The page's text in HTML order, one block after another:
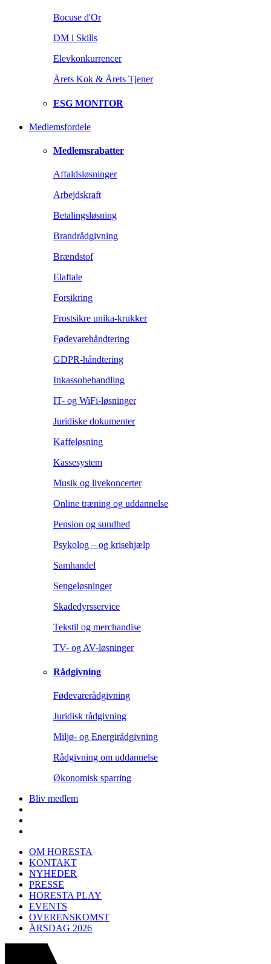
Bocuse d'Or
DM i Skills
Elevkonkurrencer
Årets Kok & Årets Tjener
ESG MONITOR
Medlemsfordele
Medlemsrabatter
Affaldsløsninger
Arbejdskraft
Betalingsløsning
Brandrådgivning
Brændstof
Elaftale
Forsikring
Frostsikre unika-krukker
Fødevarehåndtering
GDPR-håndtering
Inkassobehandling
IT- og WiFi-løsninger
Juridiske dokumenter
Kaffeløsning
Kassesystem
Musik og livekoncerter
Online træning og uddannelse
Pension og sundhed
Psykolog – og krisehjælp
Samhandel
Sengeløsninger
Skadedyrsservice
Tekstil og merchandise
TV- og AV-løsninger
Rådgivning
Fødevarerådgivning
Juridisk rådgivning
Miljø- og Energirådgivning
Rådgivning om uddannelse
Økonomisk sparring
Bliv medlem
OM HORESTA
KONTAKT
NYHEDER
PRESSE
HORESTA PLAY
EVENTS
OVERENSKOMST
ÅRSDAG 2026